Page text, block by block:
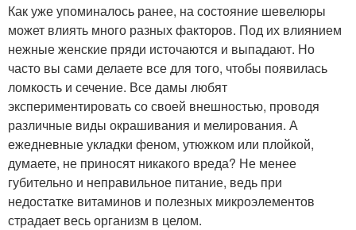
Как уже упоминалось ранее, на состояние шевелюры
может влиять много разных факторов. Под их влиянием
нежные женские пряди источаются и выпадают. Но
часто вы сами делаете все для того, чтобы появилась
ломкость и сечение. Все дамы любят
экспериментировать со своей внешностью, проводя
различные виды окрашивания и мелирования. А
ежедневные укладки феном, утюжком или плойкой,
думаете, не приносят никакого вреда? Не менее
губительно и неправильное питание, ведь при
недостатке витаминов и полезных микроэлементов
страдает весь организм в целом.